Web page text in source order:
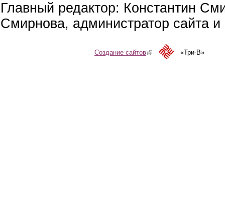
Главный редактор: Константин
Смирнова, администратор сайта
Создание сайтов(link is external)«Три-В»